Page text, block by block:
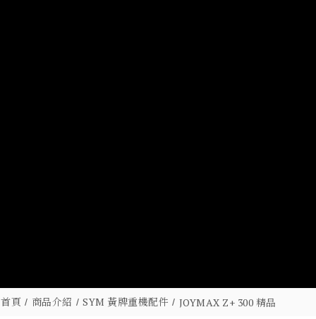
首頁 商品介紹 SYM 黃牌重機配件 JOYMAX Z+ 300 精品